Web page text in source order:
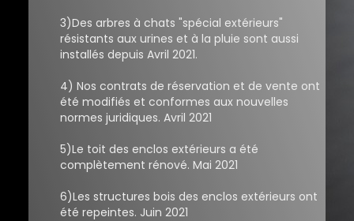
3)Des arbres à chats "spécial extérieurs"
résistants aux urines et à la pluie sont aussi
installés depuis Avril 2021.
4) Nos contrats de réservation et de vente ont
été modifiés et conformes aux nouvelles
normes juridiques. Avril 2021
5)Le toit des enclos extérieurs a été
complètement rénové. Mai 2021
6)Les structures bois des enclos extérieurs ont
été repeintes. Juin 2021